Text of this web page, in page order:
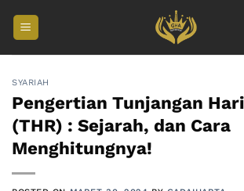
SYARIAH
Pengertian Tunjangan
(THR) : Sejarah, dan Cara
Menghitungnya!